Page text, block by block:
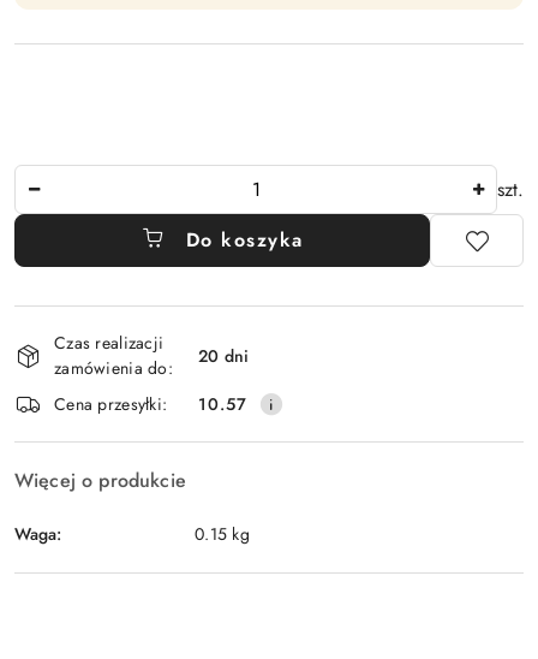
szt.
Do koszyka
i
dostawa
Czas realizacji
zamówienia do:
20 dni
Cena przesyłki:
10.57
Więcej o produkcie
Waga: 0.15 kg